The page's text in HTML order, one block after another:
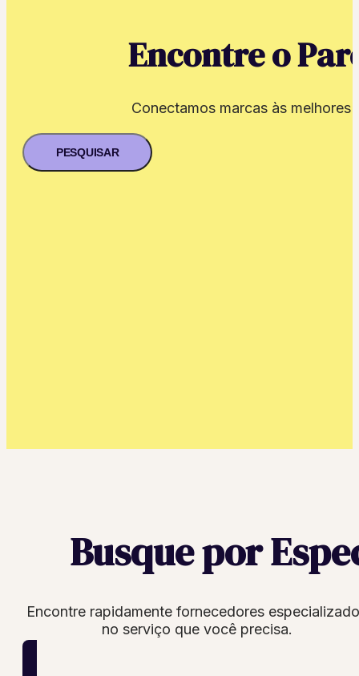
Encontre o
Conectamos marcas às
PESQUISAR
Busque por
Encontre rapidamente fornecedores
no serviço que você precisa.